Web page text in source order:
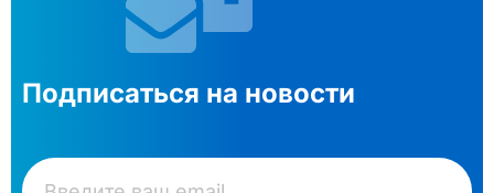
Подписаться на новости